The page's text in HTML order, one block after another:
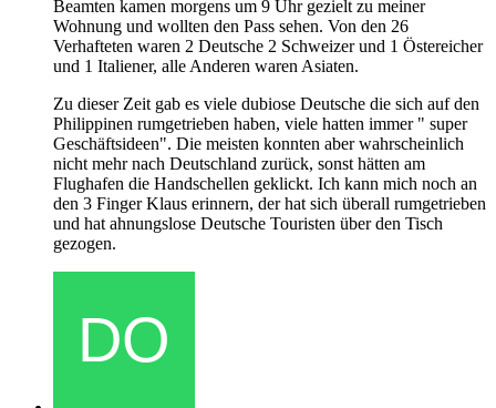
Beamten kamen morgens um 9 Uhr gezielt zu meiner
Wohnung und wollten den Pass sehen. Von den 26
Verhafteten waren 2 Deutsche 2 Schweizer und 1 Östereicher
und 1 Italiener, alle Anderen waren Asiaten.
Zu dieser Zeit gab es viele dubiose Deutsche die sich auf den
Philippinen rumgetrieben haben, viele hatten immer " super
Geschäftsideen". Die meisten konnten aber wahrscheinlich
nicht mehr nach Deutschland zurück, sonst hätten am
Flughafen die Handschellen geklickt. Ich kann mich noch an
den 3 Finger Klaus erinnern, der hat sich überall rumgetrieben
und hat ahnungslose Deutsche Touristen über den Tisch
gezogen.